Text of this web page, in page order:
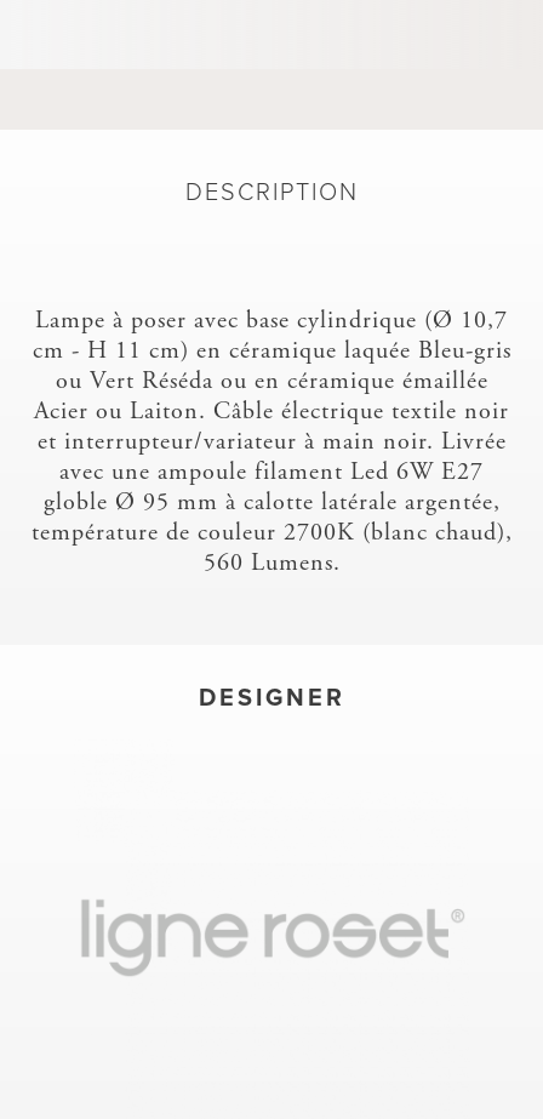
DESCRIPTION
Lampe à poser avec base cylindrique (Ø 10,7
cm - H 11 cm) en céramique laquée Bleu-gris
ou Vert Réséda ou en céramique émaillée
Acier ou Laiton. Câble électrique textile noir
et interrupteur/variateur à main noir. Livrée
avec une ampoule filament Led 6W E27
globle Ø 95 mm à calotte latérale argentée,
température de couleur 2700K (blanc chaud),
560 Lumens.
DESIGNER